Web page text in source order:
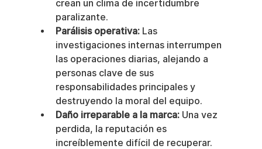
crean un clima de incertidumbre
paralizante.
Parálisis operativa: Las
investigaciones internas interrumpen
las operaciones diarias, alejando a
personas clave de sus
responsabilidades principales y
destruyendo la moral del equipo.
Daño irreparable a la marca: Una vez
perdida, la reputación es
increíblemente difícil de recuperar.